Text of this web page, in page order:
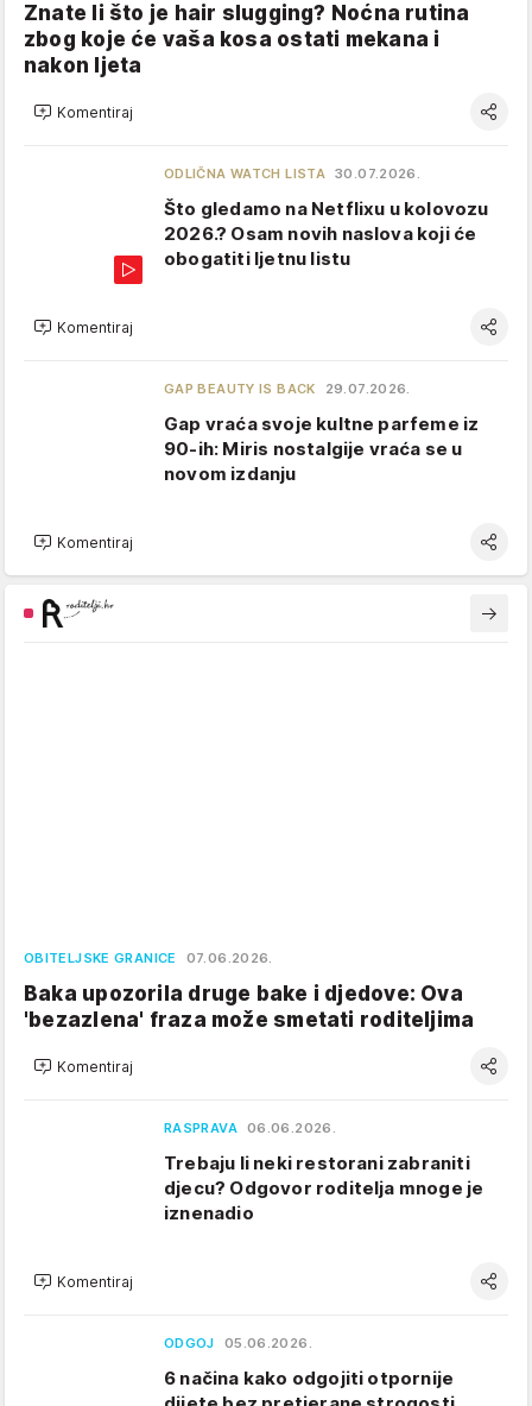
Znate li što je hair slugging? Noćna rutina
zbog koje će vaša kosa ostati mekana i
nakon ljeta
Komentiraj
ODLIČNA WATCH LISTA 30.07.2026.
Što gledamo na Netflixu u kolovozu
2026.? Osam novih naslova koji će
obogatiti ljetnu listu
Komentiraj
GAP BEAUTY IS BACK 29.07.2026.
Gap vraća svoje kultne parfeme iz
90-ih: Miris nostalgije vraća se u
novom izdanju
Komentiraj
OBITELJSKE GRANICE 07.06.2026.
Baka upozorila druge bake i djedove: Ova
'bezazlena' fraza može smetati roditeljima
Komentiraj
RASPRAVA 06.06.2026.
Trebaju li neki restorani zabraniti
djecu? Odgovor roditelja mnoge je
iznenadio
Komentiraj
ODGOJ 05.06.2026.
6 načina kako odgojiti otpornije